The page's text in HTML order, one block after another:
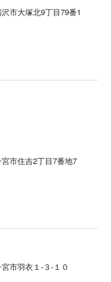
市大塚北9丁目79番1
市住吉2丁目7番地7
市羽衣１‐３‐１０